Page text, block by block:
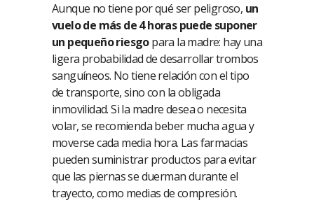
Aunque no tiene por qué ser peligroso, un
vuelo de más de 4 horas puede suponer
un pequeño riesgopara la madre: hay una
ligera probabilidad de desarrollar trombos
sanguíneos. No tiene relación con el tipo
de transporte, sino con la obligada
inmovilidad. Si la madre desea o necesita
volar, se recomienda beber mucha agua y
moverse cada media hora. Las farmacias
pueden suministrar productos para evitar
que las piernas se duerman durante el
trayecto, como medias de compresión.